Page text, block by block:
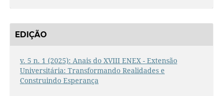
EDIÇÃO
v. 5 n. 1 (2025): Anais do XVIII ENEX - Extensão
Universitária: Transformando Realidades e
Construindo Esperança